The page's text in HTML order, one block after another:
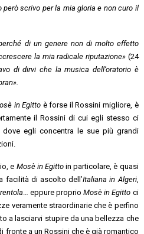
scrivo per la mia gloria e non curo il
di un genere non di molto effetto
la mia radicale riputazione» (24
di dirvi che lamusica dell’oratorio è
in Egitto è forse il Rossini migliore, è
il Rossini di cui egli stesso ci
egli concentra le sue più grandi
e Mosè in Egittoin particolare, è quasi
facilità di ascolto dell’Italiana in Algeri,
… eppure proprioMosè in Egitto ci
veramente straordinarie che è perfino
a lasciarvi stupire da una bellezza che
fronte a un Rossini che è già romantico